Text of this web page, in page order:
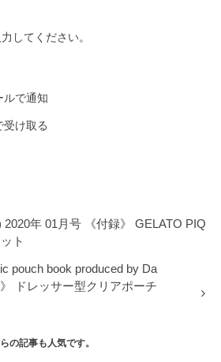
してください。
ルで通知
受け取る
2020年 01月号 《付録》 GELATO PIQ
ト
pouch book produced by Da
ドレッサー型クリアポーチ
の記事も人気です。